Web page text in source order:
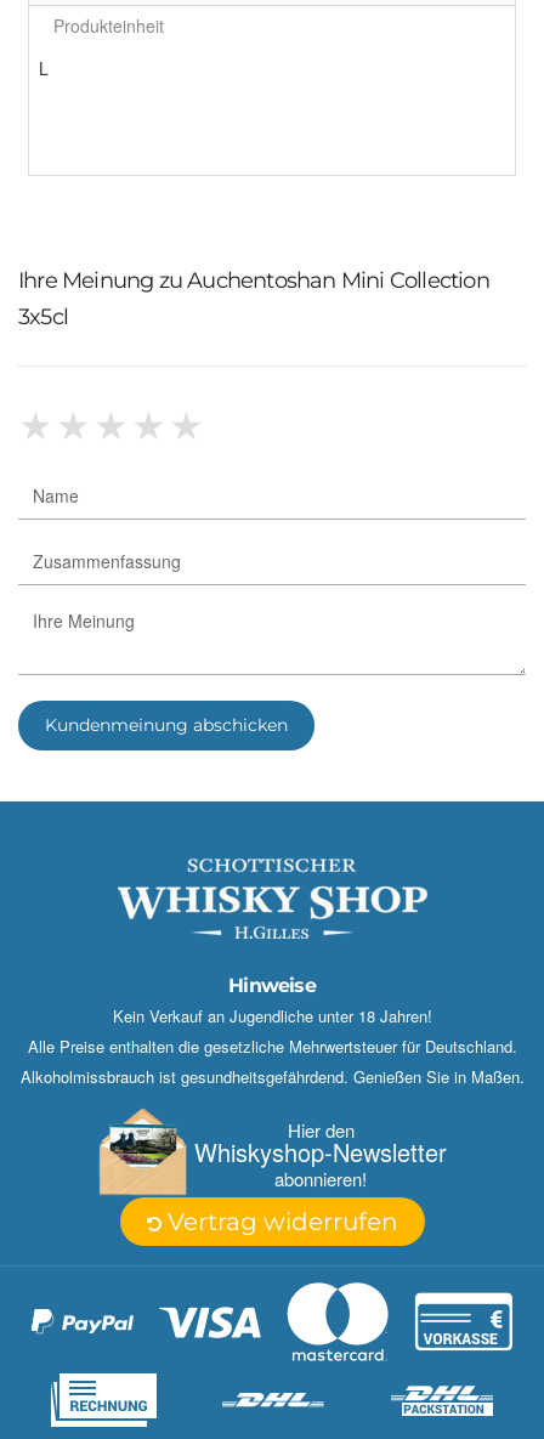
Produkteinheit
L
Ihre Meinung zu Auchentoshan Mini Collection
3x5cl
★★★★★
Kundenmeinung abschicken
Hinweise
Kein Verkauf an Jugendliche unter 18 Jahren!
Alle Preise enthalten die gesetzliche Mehrwertsteuer für Deutschland.
Alkoholmissbrauch ist gesundheitsgefährdend. Genießen Sie in Maßen.
Hier den
Whisky­shop-Newsletter
abonnieren!
Vertrag widerrufen